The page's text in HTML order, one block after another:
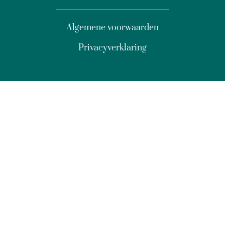
Privacyverklaring
Algemene voorwaarden